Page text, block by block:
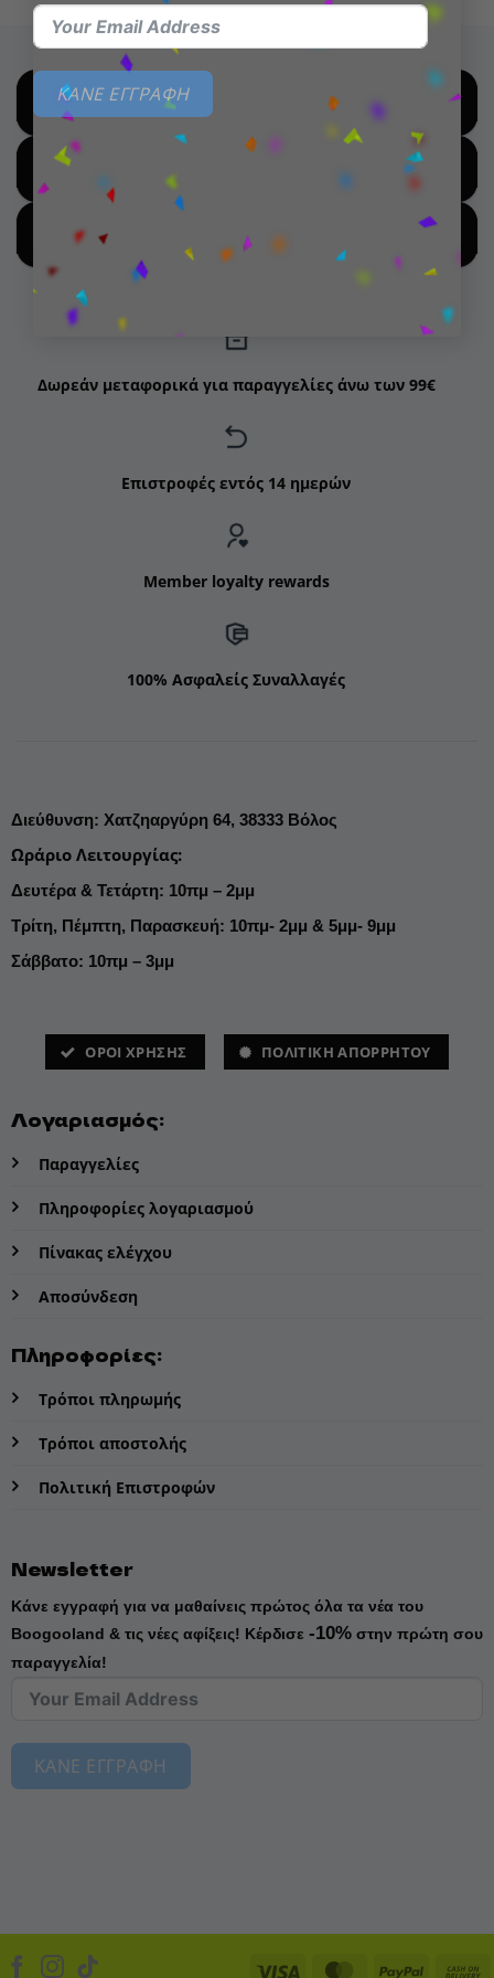
ΚΑΝΕ ΕΓΓΡΑΦΗSHOP BY BRANDS
SHOP BY NEW ARRIVALS
Δωρεάν μεταφορικά για παραγγελίες άνω των 99€
Επιστροφές εντός 14 ημερών
Member loyalty rewards
100% Ασφαλείς Συναλλαγές
Διεύθυνση: Χατζηαργύρη 64, 38333 Βόλος
Ωράριο Λειτουργίας:
Δευτέρα & Τετάρτη: 10πμ – 2μμ
Τρίτη, Πέμπτη, Παρασκευή: 10πμ- 2μμ & 5μμ- 9μμ
Σάββατο: 10πμ – 3μμ
ΌΡΟΙ ΧΡΗΣΗΣ ΠΟΛΙΤΙΚΗ ΑΠΟΡΡΗΤΟΥ
Λογαριασμός:
Παραγγελίες
Πληροφορίες λογαριασμού
Πίνακας ελέγχου
Αποσύνδεση
Πληροφορίες:
Τρόποι πληρωμής
Τρόποι αποστολής
Πολιτική Επιστροφών
Newsletter
Κάνε εγγραφή για να μαθαίνεις πρώτος όλα τα νέα του
Boogooland & τις νέες αφίξεις! Κέρδισε -10%στην πρώτη σου
παραγγελία!
ΚΑΝΕ ΕΓΓΡΑΦΗ
Visa MasterCard
PayPal